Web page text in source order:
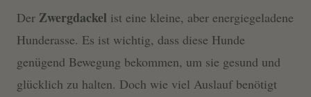
Der Zwergdackel ist eine kleine, aber energiegeladene
Hunderasse. Es ist wichtig, dass diese Hunde
genügend Bewegung bekommen, um sie gesund und
glücklich zu halten. Doch wie viel Auslauf benötigt